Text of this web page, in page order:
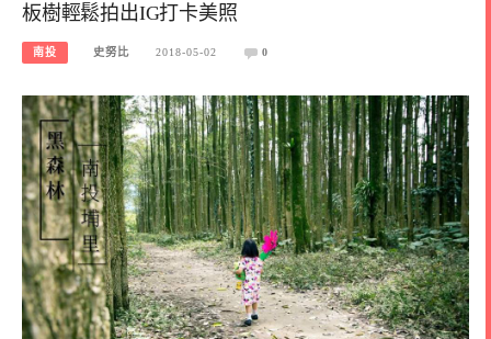
板樹輕鬆拍出IG打卡美照
南投 史努比 2018-05-02 0